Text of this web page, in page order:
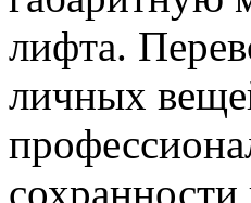
лифта.
личных